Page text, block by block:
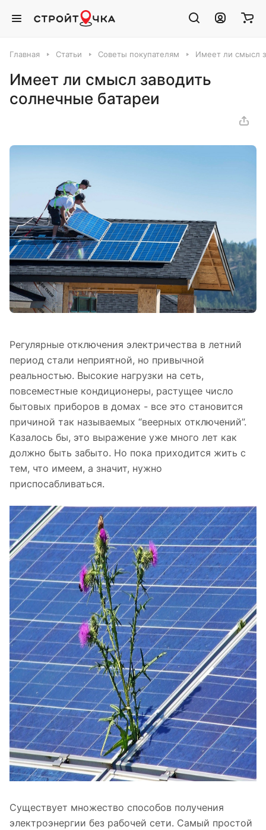
Главная Статьи Советы покупателям Имеет ли смысл
Имеет ли смысл заводить
солнечные батареи
Регулярные отключения электричества в летний
период стали неприятной, но привычной
реальностью. Высокие нагрузки на сеть,
повсеместные кондиционеры, растущее число
бытовых приборов в домах - все это становится
причиной так называемых “веерных отключений”.
Казалось бы, это выражение уже много лет как
должно быть забыто. Но пока приходится жить с
тем, что имеем, а значит, нужно
приспосабливаться.
Существует множество способов получения
электроэнергии без рабочей сети. Самый простой